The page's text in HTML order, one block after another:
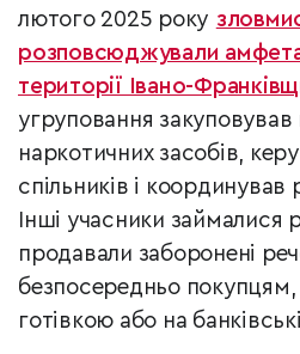
лютого 2025 року
розповсюджували
території Івано-
угруповання закуповував
наркотичних засобів,
спільників і координував
Інші учасники займалися
продавали заборонені
безпосередньо
готівкою або на